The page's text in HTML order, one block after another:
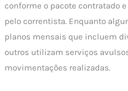
conforme o pacote contratado
pelo correntista. Enquanto
planos mensais que incluem
outros utilizam serviços
movimentações realizadas.